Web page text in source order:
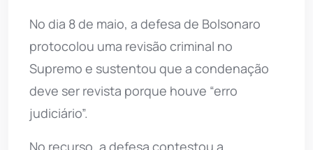
No dia 8 de maio, a defesa de Bolsonaro
protocolou uma revisão criminal no
Supremo e sustentou que a condenação
deve ser revista porque houve “erro
judiciário”.